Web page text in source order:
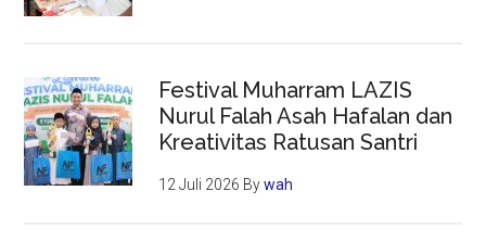
Festival Muharram LAZIS
Nurul Falah Asah Hafalan dan
Kreativitas Ratusan Santri
12 Juli 2026 Bywah